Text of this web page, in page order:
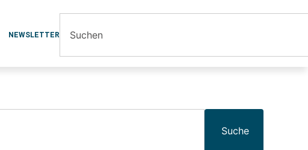
NEWSLETTER
Suche